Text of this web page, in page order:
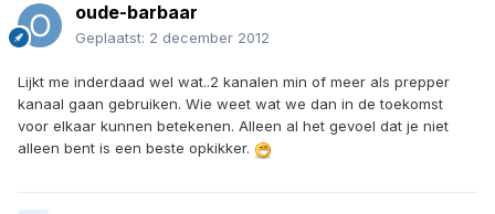
oude-barbaar
Geplaatst: 2 december 2012
Lijkt me inderdaad wel wat..2 kanalen min of meer als prepper
kanaal gaan gebruiken. Wie weet wat we dan in de toekomst
voor elkaar kunnen betekenen. Alleen al het gevoel dat je niet
alleen bent is een beste opkikker.